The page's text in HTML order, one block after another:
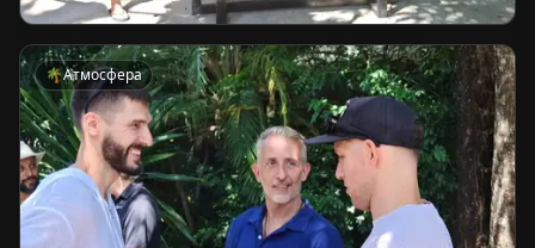
🌴Атмосфера